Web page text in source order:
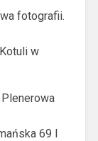
fotografii.
w
69 I